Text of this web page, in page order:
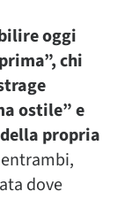
oggi
chi
ostile” e
propria
dove